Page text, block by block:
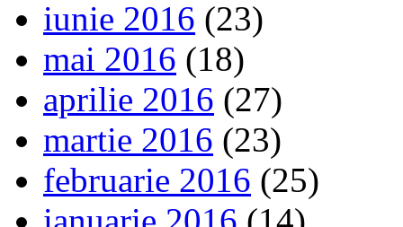
iunie 2016 (23)
mai 2016 (18)
aprilie 2016 (27)
martie 2016 (23)
februarie 2016 (25)